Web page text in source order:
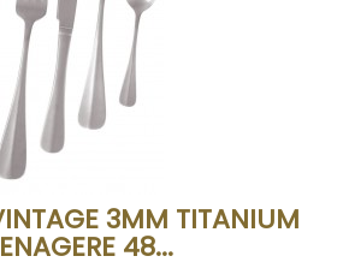
BUY
3MM TITANIUM
48...